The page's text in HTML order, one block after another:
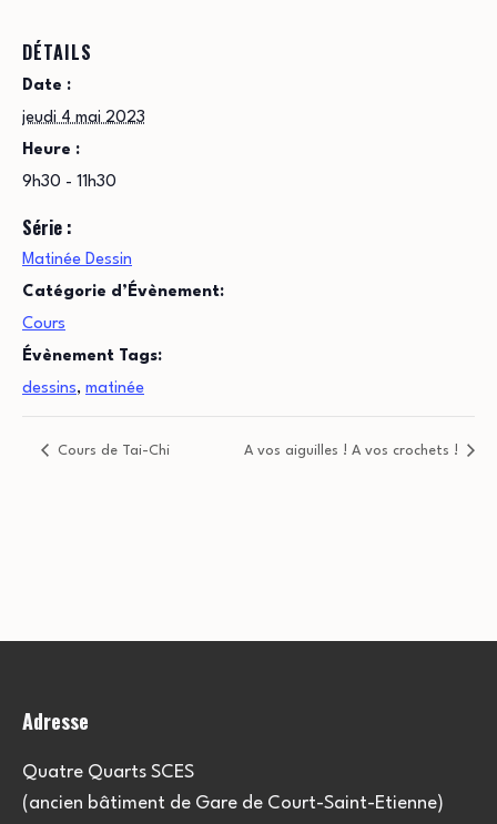
DÉTAILS
Date :
jeudi 4 mai 2023
Heure :
9h30 - 11h30
Série :
Matinée Dessin
Catégorie d’Évènement:
Cours
Évènement Tags:
dessins, matinée
Cours de Tai-Chi A vos aiguilles ! A vos crochets !
Adresse
Quatre Quarts SCES
(ancien bâtiment de Gare de Court-Saint-Etienne)